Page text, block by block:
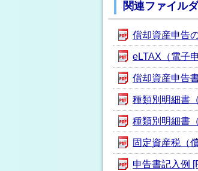
関連ファイル
償却資産申告
eLTAX（電子
償却資産申告
種類別明細書
種類別明細書
固定資産税（
申告書記入例